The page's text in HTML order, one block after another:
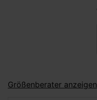
Größenberater anzeigen